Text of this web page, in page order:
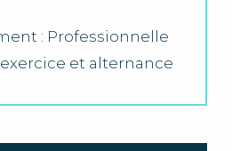
: Professionnelle
et alternance